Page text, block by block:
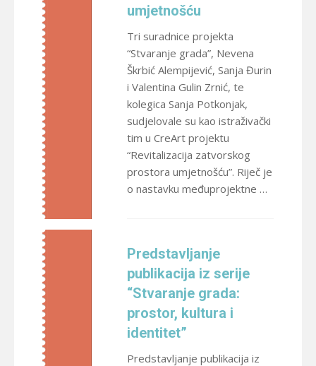
umjetnošću
Tri suradnice projekta
“Stvaranje grada”, Nevena
Škrbić Alempijević, Sanja Đurin
i Valentina Gulin Zrnić, te
kolegica Sanja Potkonjak,
sudjelovale su kao istraživački
tim u CreArt projektu
“Revitalizacija zatvorskog
prostora umjetnošću”. Riječ je
o nastavku međuprojektne …
Predstavljanje
publikacija iz serije
“Stvaranje grada:
prostor, kultura i
identitet”
Predstavljanje publikacija iz